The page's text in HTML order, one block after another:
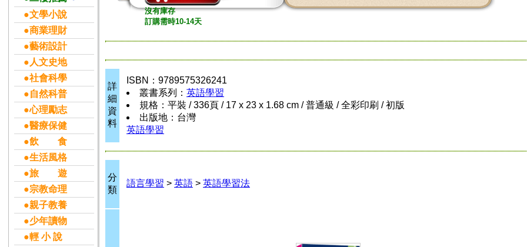
●文學小說
●商業理財
●藝術設計
●人文史地
●社會科學
●自然科普
●心理勵志
●醫療保健
●飲 食
●生活風格
●旅 遊
●宗教命理
●親子教養
●少年讀物
●輕 小 說
沒有庫存
訂購需時10-14天
詳
細
資
料
ISBN：9789575326241
叢書系列： 英語學習
規格：平裝 / 336頁 / 17 x 23 x 1.68 cm / 普通級 / 全彩印刷 / 初版
出版地：台灣
英語學習
分
類
語言學習 > 英語 > 英語學習法